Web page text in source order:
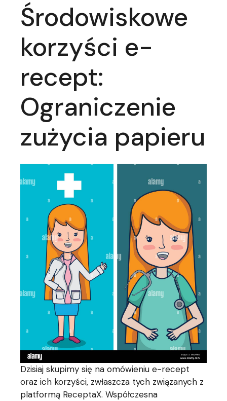
Środowiskowe
korzyści e-
recept:
Ograniczenie
zużycia papieru
Dzisiaj skupimy się na omówieniu e-recept
oraz ich korzyści, zwłaszcza tych związanych z
platformą ReceptaX. Współczesna